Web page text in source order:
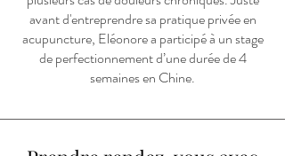
avant d'entreprendre sa pratique privée en
acupuncture, Eléonore a participé à un stage
de perfectionnement d’une durée de 4
semaines en Chine.